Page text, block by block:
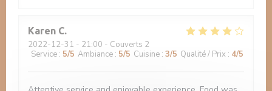
Karen C
2022-12-31 - 21:00 - Couverts 2
Service : 5/5 Ambiance : 5/5 Cuisine : 3/5 Qualité / Prix : 4/5